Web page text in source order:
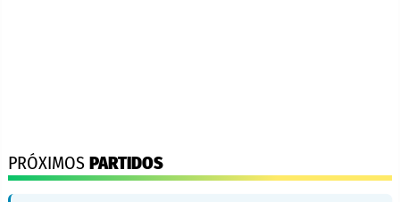
PRÓXIMOS PARTIDOS